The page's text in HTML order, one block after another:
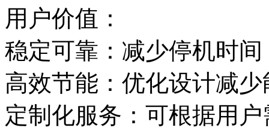
用户价值：
稳定可靠：减少停机时
高效节能：优化设计减
定制化服务：可根据用